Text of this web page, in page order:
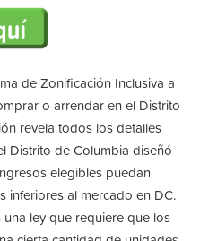
de Zonificación Inclusiva a
o arrendar en el Distrito
revela todos los detalles
Distrito de Columbia diseñó
elegibles puedan
inferiores al mercado en DC.
ley que requiere que los